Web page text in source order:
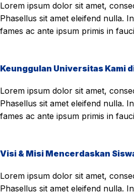
Lorem ipsum dolor sit amet,
Phasellus sit amet eleifend nulla.
fames ac ante ipsum primis in
Keunggulan Universitas Kami
Lorem ipsum dolor sit amet,
Phasellus sit amet eleifend nulla.
fames ac ante ipsum primis in
Visi & Misi Mencerdaskan
Lorem ipsum dolor sit amet,
Phasellus sit amet eleifend nulla.